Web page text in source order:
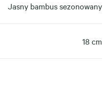
Jasny bambus sezonowany
18 cm